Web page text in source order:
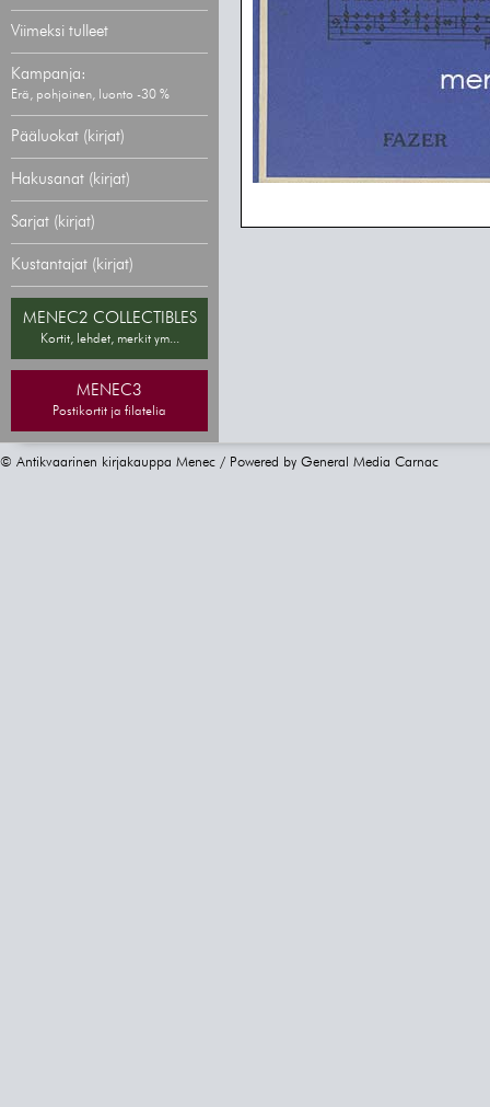
Viimeksi tulleet
Kampanja:
Erä, pohjoinen, luonto -30 %
Pääluokat (kirjat)
Hakusanat (kirjat)
Sarjat (kirjat)
Kustantajat (kirjat)
MENEC2 COLLECTIBLES
Kortit, lehdet, merkit ym...
MENEC3
Postikortit ja filatelia
© Antikvaarinen kirjakauppa Menec / Powered by General Media Carnac